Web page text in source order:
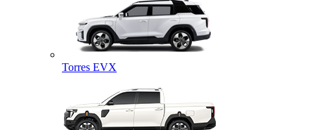
Torres EVX